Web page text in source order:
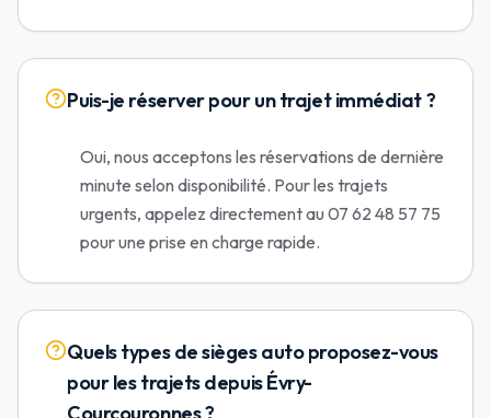
Puis-je réserver pour un trajet immédiat ?
Oui, nous acceptons les réservations de dernière
minute selon disponibilité. Pour les trajets
urgents, appelez directement au 07 62 48 57 75
pour une prise en charge rapide.
Quels types de sièges auto proposez-vous
pour les trajets depuis Évry-